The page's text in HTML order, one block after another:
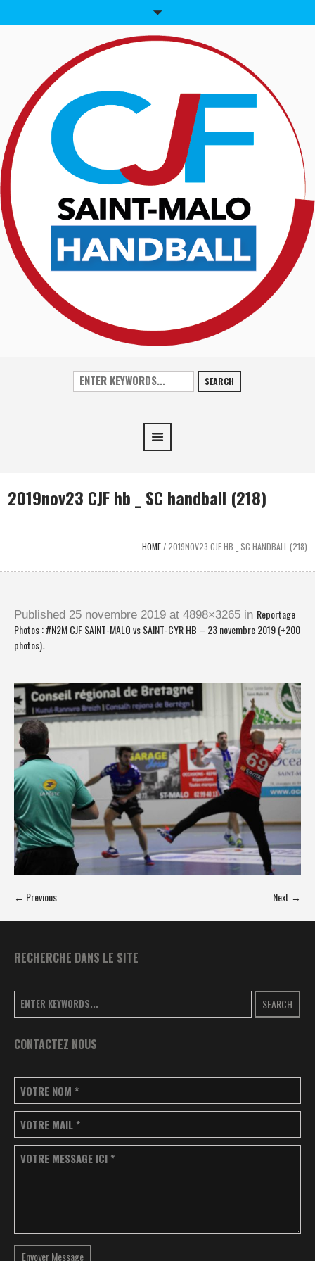
SEARCH
2019nov23 CJF hb _ SC handball (218)
HOME/2019NOV23 CJF HB _ SC HANDBALL (218)
Published 25 novembre 2019 at 4898×3265 in Reportage
Photos : #N2M CJF SAINT-MALO vs SAINT-CYR HB – 23 novembre 2019 (+200
photos).
← Previous Next →
RECHERCHE DANS LE SITE
SEARCH
CONTACTEZ NOUS
VOTRE NOM *
VOTRE MAIL *
VOTRE MESSAGE ICI *
Envoyer Message